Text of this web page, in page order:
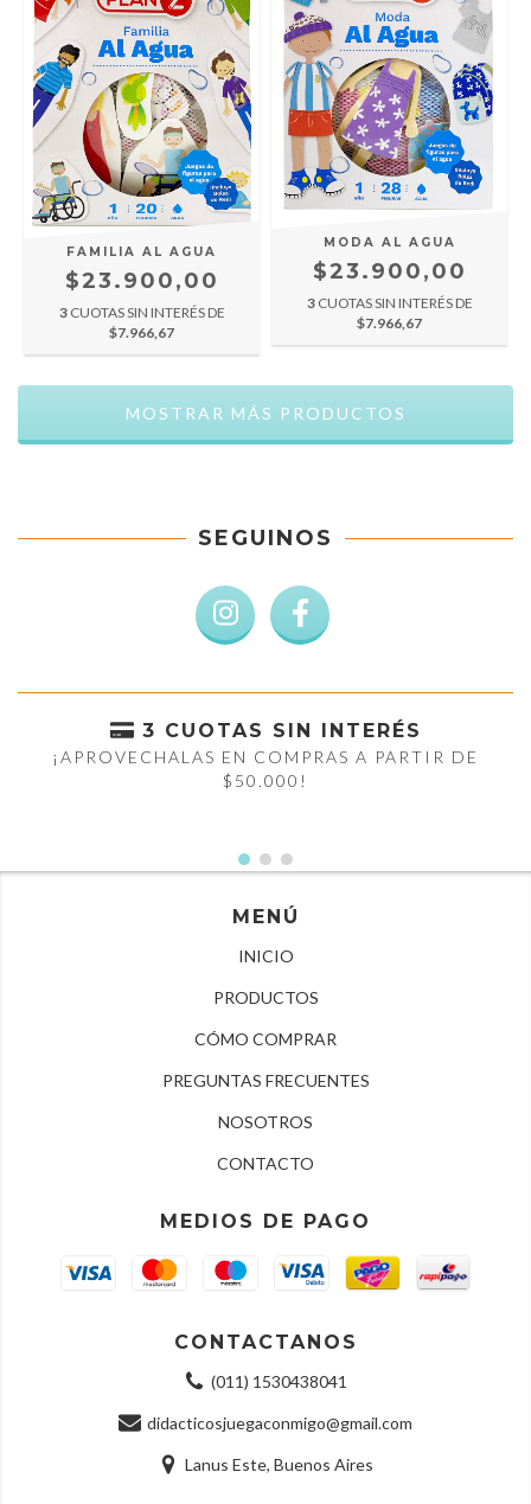
FAMILIA AL AGUA
$23.900,00
3 CUOTAS SIN INTERÉS DE
$7.966,67
MODA AL AGUA
$23.900,00
3 CUOTAS SIN INTERÉS DE
$7.966,67
MOSTRAR MÁS PRODUCTOS
SEGUINOS
3 CUOTAS SIN INTERÉS
¡APROVECHALAS EN COMPRAS A PARTIR DE
$50.000!
MENÚ
INICIO
PRODUCTOS
CÓMO COMPRAR
PREGUNTAS FRECUENTES
NOSOTROS
CONTACTO
MEDIOS DE PAGO
CONTACTANOS
(011) 1530438041
didacticosjuegaconmigo@gmail.com
Lanus Este, Buenos Aires